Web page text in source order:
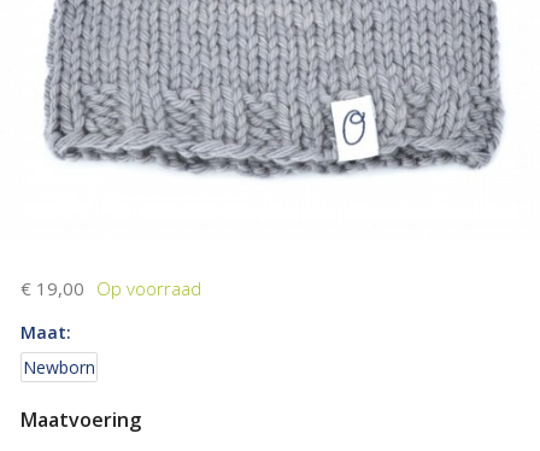
€ 19,00
Maat:
Newborn
Maatvoering